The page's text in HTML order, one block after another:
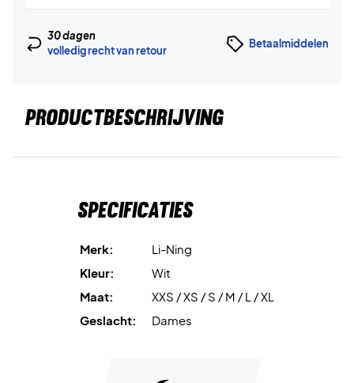
30 dagen
volledig recht van retour
Betaalmiddelen
PRODUCTBESCHRIJVING
Specificaties
Merk:
Li-Ning
Kleur:
Wit
Maat:
XXS / XS / S / M / L / XL
Geslacht:
Dames